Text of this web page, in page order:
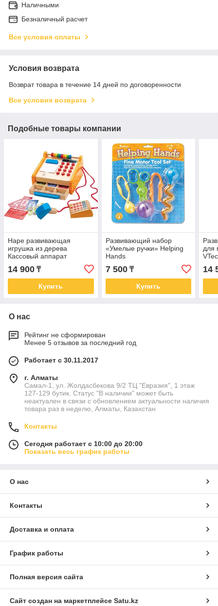
Наличными
Безналичный расчет
Все условия оплаты
Условия возврата
Возврат товара в течение 14 дней по договоренности
Все условия возврата
Подобные товары компании
Hape развивающая
игрушка из дерева
Кассовый аппарат
14 900 ₸
Купить
Развивающий набор
«Умелые ручки» Helping
Hands
7 500₸
Купить
для
14
О нас
Рейтинг не сформирован
Менее 5 отзывов за последний год
Работает с 30.11.2017
г. Алматы
Самал-1, ул. Жолдасбекова 9/2 ТЦ "Евразия", 1 этаж
127-129 бутик. Статус "В наличии" может быть
неактуален в связи с обновлением актуальности наличия
товара раз в неделю, Алматы, Казахстан
Контакты
Сегодня работает с 10:00 до 20:00
Показать весь график работы
О нас
Контакты
Доставка и оплата
График работы
Полная версия сайта
Сайт создан на маркетплейсе Satu.kz